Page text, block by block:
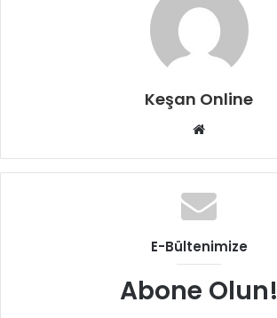
Keşan Online
Web
E-Bültenimize
Abone Olun!